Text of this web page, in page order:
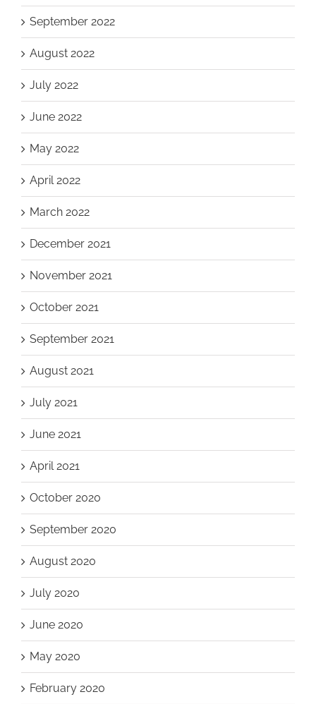
September 2022
August 2022
July 2022
June 2022
May 2022
April 2022
March 2022
December 2021
November 2021
October 2021
September 2021
August 2021
July 2021
June 2021
April 2021
October 2020
September 2020
August 2020
July 2020
June 2020
May 2020
February 2020